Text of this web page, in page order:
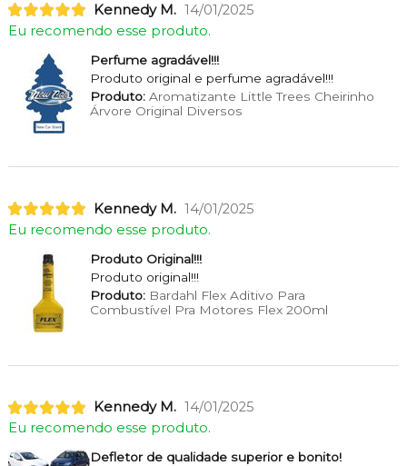
Kennedy M. 14/01/2025
Eu recomendo esse produto.
Perfume agradável!!!
Produto original e perfume agradável!!!
Produto:Aromatizante Little Trees Cheirinho
Árvore Original Diversos
Kennedy M. 14/01/2025
Eu recomendo esse produto.
Produto Original!!!
Produto original!!!
Produto:Bardahl Flex Aditivo Para
Combustível Pra Motores Flex 200ml
Kennedy M. 14/01/2025
Eu recomendo esse produto.
Defletor de qualidade superior e bonito!